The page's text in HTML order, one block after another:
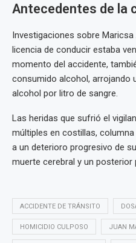
Antecedentes de la
Investigaciones sobre
licencia de conducir estaba
momento del accidente,
consumido alcohol, arrojando
alcohol por litro de sangre.
Las heridas que sufrió el
múltiples en costillas,
a un deterioro progresivo de
muerte cerebral y un posterior
ACCIDENTE DE TRÁNSITO
HOMICIDIO CULPOSO JUAN